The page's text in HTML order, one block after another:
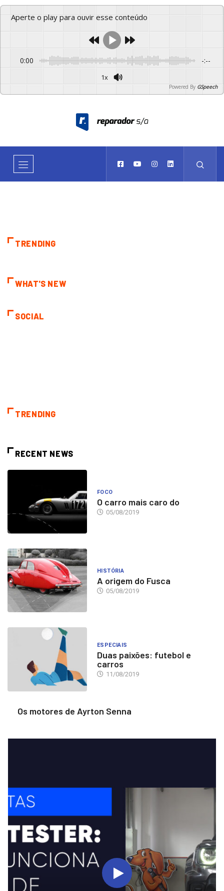
Aperte o play para ouvir esse conteúdo
0:00 -:--
1x
Powered By GSpeech
TRENDING
WHAT'S NEW
SOCIAL
TRENDING
RECENT NEWS
FOCO
O carro mais caro do
05/08/2019
HISTÓRIA
A origem do Fusca
05/08/2019
ESPECIAIS
Duas paixões: futebol e
carros
11/08/2019
Os motores de Ayrton Senna